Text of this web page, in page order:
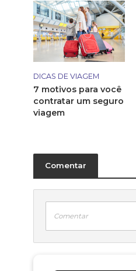
DICAS DE VIAGEM
7 motivos para você
contratar um seguro
viagem
Comentar
Comentar